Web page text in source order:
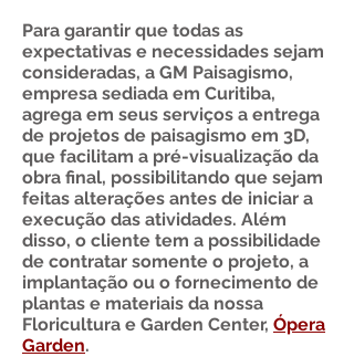
Para garantir que todas as
expectativas e necessidades sejam
consideradas, a GM Paisagismo,
empresa sediada em Curitiba,
agrega em seus serviços a entrega
de projetos de paisagismo em 3D,
que facilitam a pré-visualização da
obra final, possibilitando que sejam
feitas alterações antes de iniciar a
execução das atividades. Além
disso, o cliente tem a possibilidade
de contratar somente o projeto, a
implantação ou o fornecimento de
plantas e materiais da nossa
Floricultura e Garden Center, Ópera
Garden.